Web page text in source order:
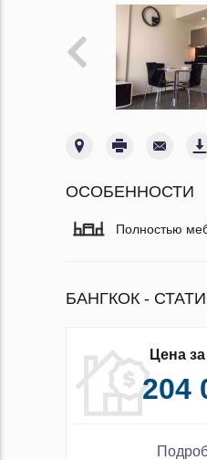
ОСОБЕННОСТИ
Полностью
БАНГКОК -
Цена
204